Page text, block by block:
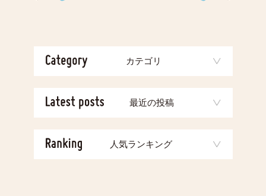
カテゴリ
最近の投稿
人気ランキング